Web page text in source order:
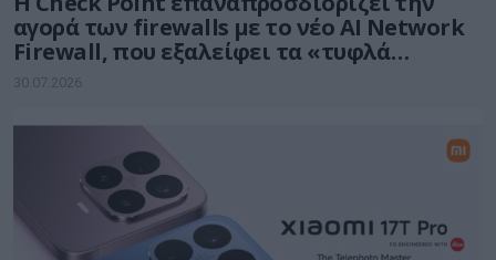
αγορά των firewalls με το νέο AI Network
Firewall, που εξαλείφει τα «τυφλά
σημεία» της Τεχνητής Νοημοσύνης σε
30.07.2026